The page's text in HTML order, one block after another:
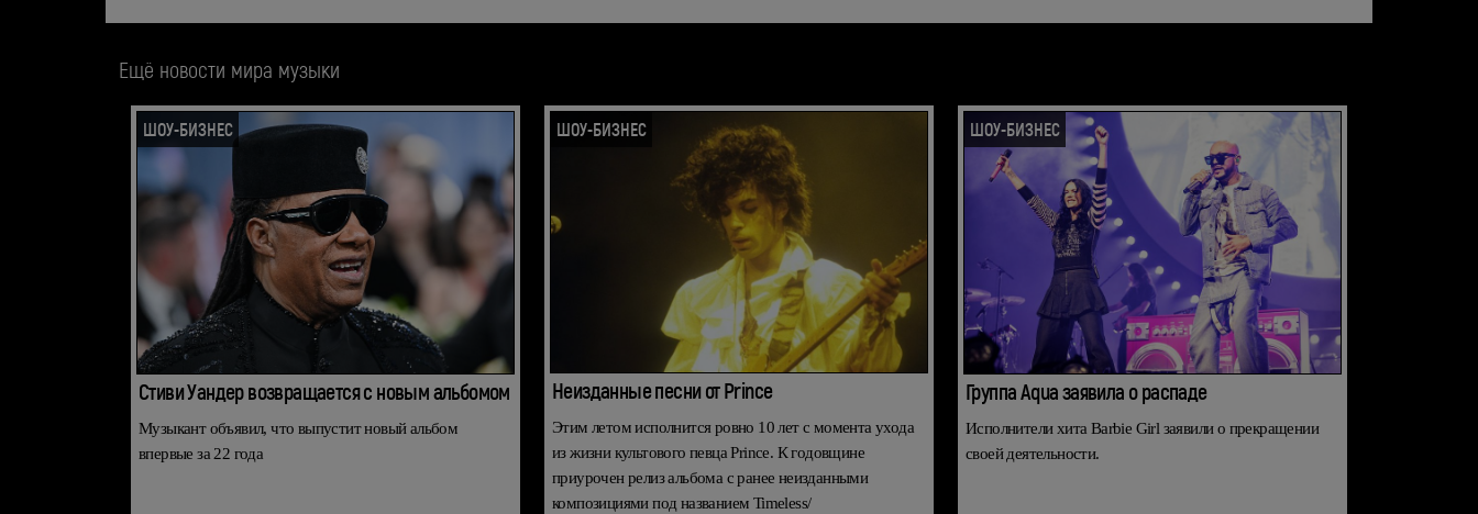
Ещё новости мира музыки
ШОУ-БИЗНЕС
Стиви Уандер возвращается с новым альбомом
Музыкант объявил, что выпустит новый альбом
впервые за 22 года
ШОУ-БИЗНЕС
Неизданные песни от Prince
Этим летом исполнится ровно 10 лет с момента ухода
из жизни культового певца Prince. К годовщине
приурочен релиз альбома с ранее неизданными
композициями под названием Timeless/
ШОУ-БИЗНЕС
Группа Aqua заявила о распаде
Исполнители хита Barbie Girl заявили о прекращении
своей деятельности.